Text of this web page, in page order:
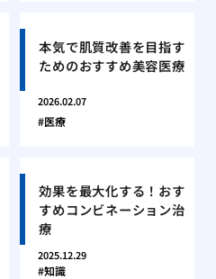
本気で肌質改善を目指す
ためのおすすめ美容医療
2026.02.07
医療
効果を最大化する！おす
すめコンビネーション治
療
2025.12.29
知識